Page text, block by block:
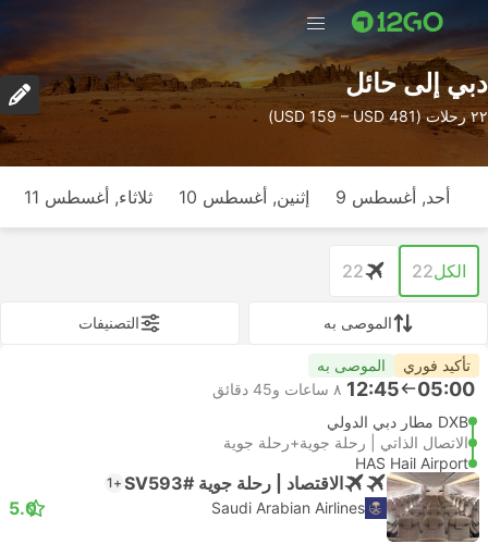
دبي إلى حائل
٢٢ رحلات (USD 159 – USD 481)
أحد, أغسطس 9 إثنين, أغسطس 10 ثلاثاء, أغسطس 11
الكل22
22
الموصى به التصنيفات
تأكيد فوري الموصى به
05:00
12:45 ٨ ساعات و‫45 دقائق
DXB مطار دبي الدولي
الاتصال الذاتي | رحلة جوية+رحلة جوية
HAS Hail Airport
الاقتصاد | رحلة جوية #SV593 +1
Saudi Arabian Airlines
5.0